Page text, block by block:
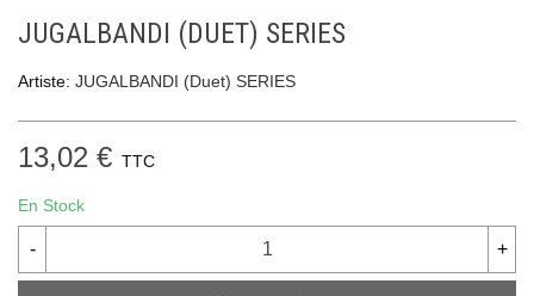
JUGALBANDI (DUET) SERIES
Artiste: JUGALBANDI (Duet) SERIES
13,02 € TTC
En Stock
- +